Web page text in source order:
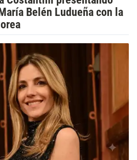
Belén Ludueña con la